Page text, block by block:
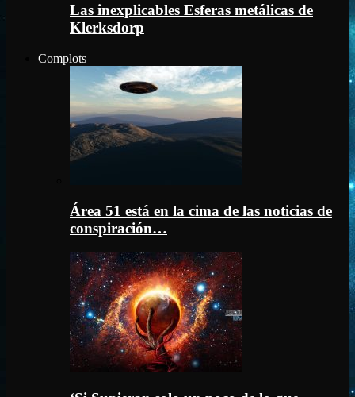
Las inexplicables Esferas metálicas de
Klerksdorp
Complots
Área 51 está en la cima de las noticias de
conspiración…